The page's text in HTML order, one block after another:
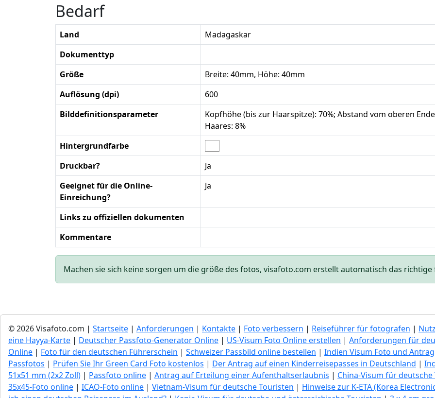
Bedarf
Land
Madagaskar
Dokumenttyp
Größe
Breite: 40mm, Höhe: 40mm
Auflösung (dpi)
600
Bilddefinitionsparameter
Kopfhöhe (bis zur Haarspitze): 70%; Abstand vom oberen
Haares: 8%
Hintergrundfarbe
Druckbar?
Ja
Geeignet für die Online-
Einreichung?
Ja
Links zu offiziellen dokumenten
Kommentare
Machen sie sich keine sorgen um die größe des fotos, visafoto.com erstellt automatisch das
© 2026 Visafoto.com | Startseite | Anforderungen | Kontakte | Foto verbessern | Reiseführer für fotografen |
eine Hayya-Karte | Deutscher Passfoto-Generator Online | US-Visum Foto Online erstellen | Anforderungen für
Online | Foto für den deutschen Führerschein | Schweizer Passbild online bestellen | Indien Visum Foto und Antrag
Passfotos | Prüfen Sie Ihr Green Сard Foto kostenlos | Der Antrag auf einen Kinderreisepasses in Deutschland |
51x51 mm (2x2 Zoll) | Passfoto online | Antrag auf Erteilung einer Aufenthaltserlaubnis | China-Visum für
35x45-Foto online | ICAO-Foto online | Vietnam-Visum für deutsche Touristen | Hinweise zur K-ETA (Korea